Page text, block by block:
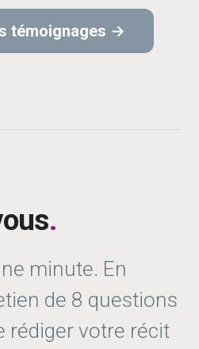
témoignages →
.
minute. En
de 8 questions
rédiger votre récit